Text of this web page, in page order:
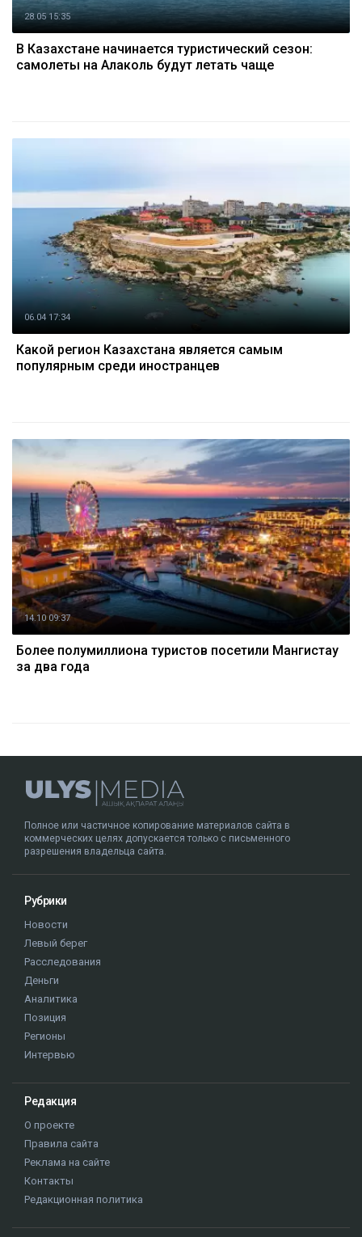
28.05 15:35
В Казахстане начинается туристический сезон:
самолеты на Алаколь будут летать чаще
06.04 17:34
Какой регион Казахстана является самым
популярным среди иностранцев
14.10 09:37
Более полумиллиона туристов посетили Мангистау
за два года
Полное или частичное копирование материалов сайта в
коммерческих целях допускается только с письменного
разрешения владельца сайта.
Рубрики
Новости
Левый берег
Расследования
Деньги
Аналитика
Позиция
Регионы
Интервью
Редакция
О проекте
Правила сайта
Реклама на сайте
Контакты
Редакционная политика